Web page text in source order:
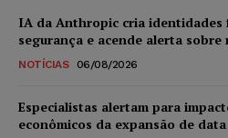
IA da Anthropic cria identidades
segurança e acende alerta
NOTÍCIAS 06/08/2026
Especialistas alertam para
econômicos da expansão de